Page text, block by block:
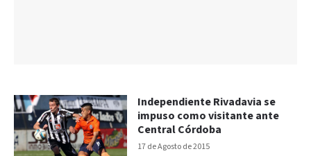
17 de Agosto de 2015
Independiente Rivadavia se
impuso como visitante ante
Central Córdoba